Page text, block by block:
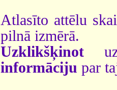
Atlasīto attēlu
pilnā izmērā.
Uzklikšķinot
informāciju par